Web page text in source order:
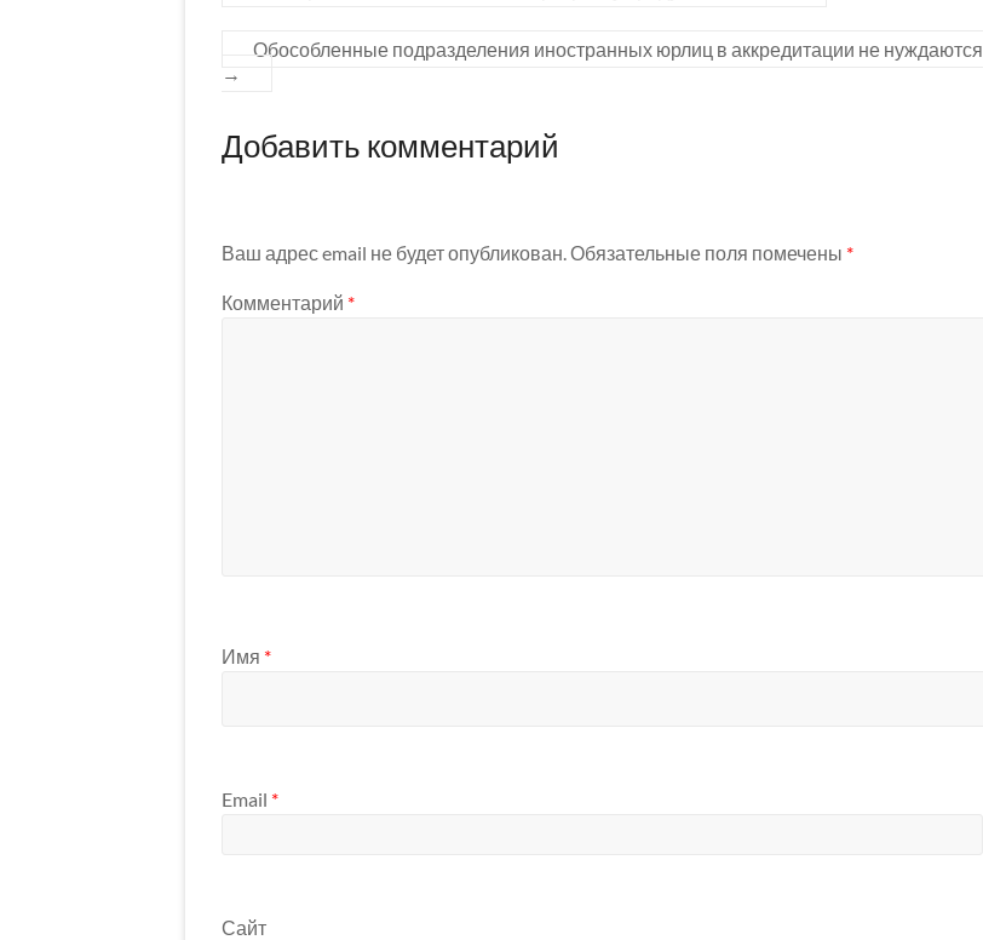
Обособленные подразделения иностранных юрлиц в аккредитации не нуждаются
→
Добавить комментарий
Ваш адрес email не будет опубликован. Обязательные поля помечены *
Комментарий *
Имя *
Email *
Сайт